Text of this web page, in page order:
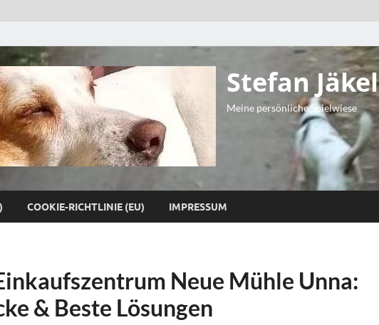
Stefan Jäkel
Meine persönliche Spielwiese
COOKIE-RICHTLINIE (EU) IMPRESSUM
Neue Mühle Unna:
& Beste Lösungen